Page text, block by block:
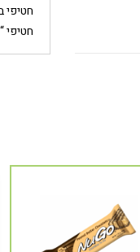
חטיפי
חטיפי